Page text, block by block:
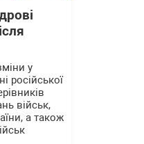
у
російської
військ,
а також